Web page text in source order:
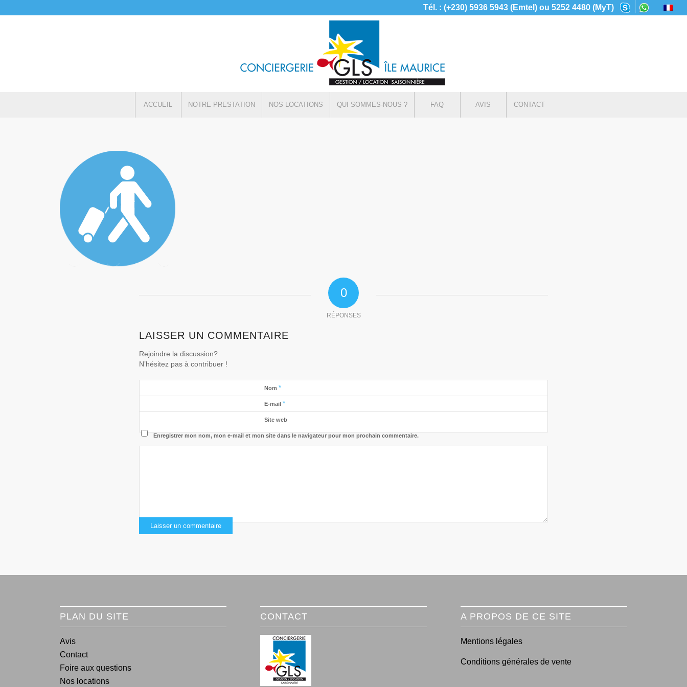
Tél. : (+230) 5936 5943 (Emtel) ou 5252 4480 (MyT)
ACCUEIL NOTRE PRESTATION NOS LOCATIONS QUI SOMMES-NOUS ? FAQ AVIS CONTACT
0
RÉPONSES
LAISSER UN COMMENTAIRE
Rejoindre la discussion?
N’hésitez pas à contribuer !
Nom *
E-mail *
Site web
Enregistrer mon nom, mon e-mail et mon site dans le navigateur pour mon prochain commentaire.
PLAN DU SITE
Avis
Contact
Foire aux questions
Nos locations
CONTACT A PROPOS DE CE SITE
Mentions légales
Conditions générales de vente